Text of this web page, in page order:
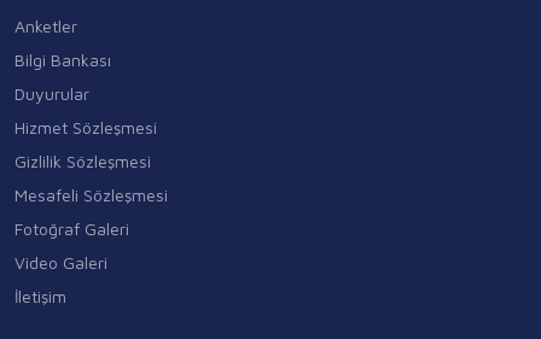
Anketler
Bilgi Bankası
Duyurular
Hizmet Sözleşmesi
Gizlilik Sözleşmesi
Mesafeli Sözleşmesi
Fotoğraf Galeri
Video Galeri
İletişim